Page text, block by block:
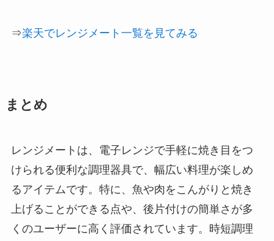
⇒楽天でレンジメート一覧を見てみる
まとめ
レンジメートは、電子レンジで手軽に焼き目をつ
けられる便利な調理器具で、幅広い料理が楽しめ
るアイテムです。特に、魚や肉をこんがりと焼き
上げることができる点や、後片付けの簡単さが多
くのユーザーに高く評価されています。時短調理